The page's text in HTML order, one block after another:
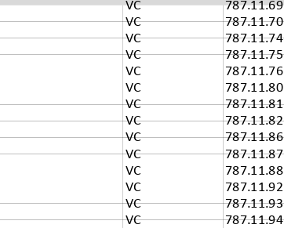
VC
787.11.69
VC
787.11.70
VC
787.11.74
VC
787.11.75
VC
787.11.76
VC
787.11.80
VC
787.11.81
VC
787.11.82
VC
787.11.86
VC
787.11.87
VC
787.11.88
VC
787.11.92
VC
787.11.93
VC
787.11.94